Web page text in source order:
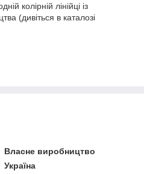
колірній лінійці із
(дивіться в каталозі
Власне виробництво
Україна